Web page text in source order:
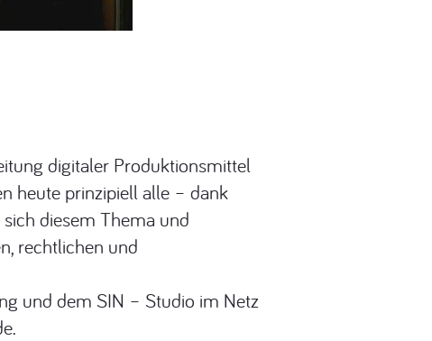
digitaler Produktionsmittel
heute prinzipiell alle – dank
diesem Thema und
rechtlichen und
und dem SIN – Studio im Netz